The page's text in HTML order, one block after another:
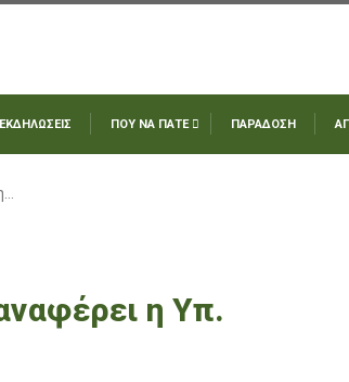
ΕΚΔΗΛΩΣΕΙΣ ΠΟΥ ΝΑ ΠΑΤΕ ΠΑΡΑΔΟΣΗ
η Υπ.